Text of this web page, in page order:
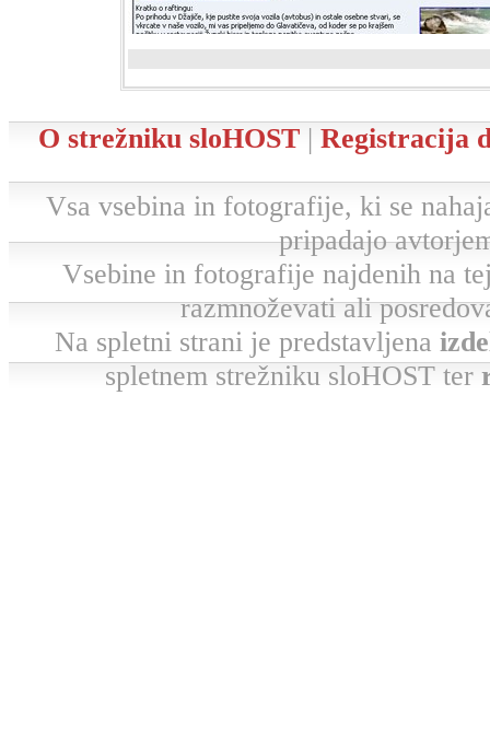
O strežniku sloHOST| Registracija
Vsa vsebina in fotografije, ki se
pripadajo
Vsebine in fotografije najdenih na
razmnoževati ali
Na spletni strani je predstavljena
spletnem strežniku sloHOST ter